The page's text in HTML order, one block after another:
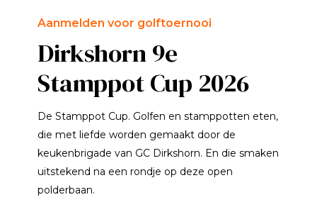
Aanmelden voor golftoernooi
Dirkshorn 9e
Stamppot Cup 2026
De Stamppot Cup. Golfen en stamppotten eten,
die met liefde worden gemaakt door de
keukenbrigade van GC Dirkshorn. En die smaken
uitstekend na een rondje op deze open
polderbaan.